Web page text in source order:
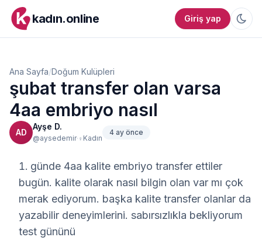
kadın.online Giriş yap
Ana Sayfa/Doğum Kulüpleri
şubat transfer olan varsa
4aa embriyo nasıl
AD
Ayşe D.
@aysedemir· ♀ Kadın
4 ay önce
günde 4aa kalite embriyo transfer ettiler
bugün. kalite olarak nasıl bilgin olan var mı çok
merak ediyorum. başka kalite transfer olanlar da
yazabilir deneyimlerini. sabırsızlıkla bekliyorum
test gününü